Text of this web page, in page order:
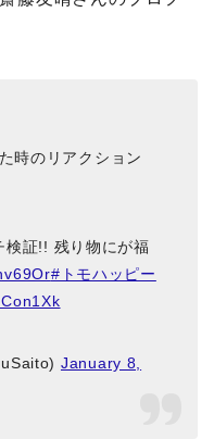
時のリアクション
検証!! 残り物にが福
#トモハッピー
January 8,